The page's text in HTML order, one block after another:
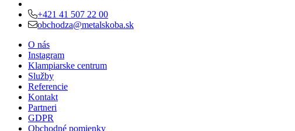
+421 41 507 22 00
obchodza@metalskoba.sk
O nás
Instagram
Klampiarske centrum
Služby
Referencie
Kontakt
Partneri
GDPR
Obchodné pomienky